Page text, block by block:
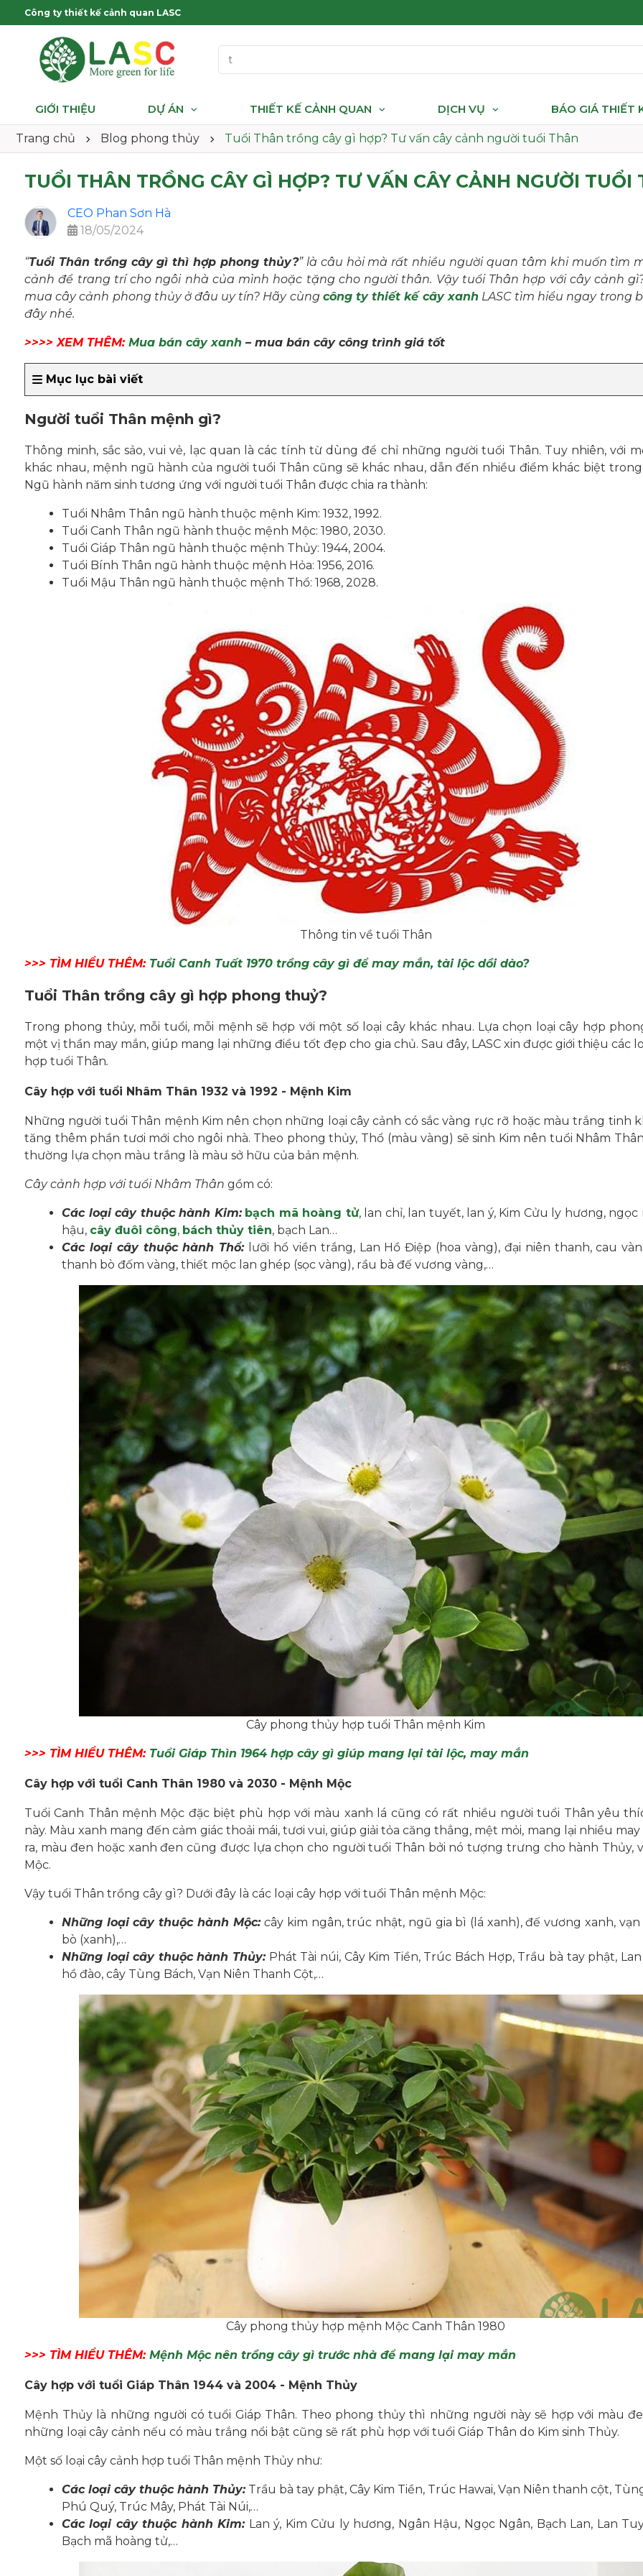
Công ty thiết kế cảnh quan LASC
GIỚI THIỆU DỰ ÁN THIẾT KẾ CẢNH QUAN DỊCH VỤ BÁO GIÁ THIẾT
Trang chủ Blog phong thủy Tuổi Thân trồng cây gì hợp? Tư vấn cây cảnh người tuổi Thân
TUỔI THÂN TRỒNG CÂY GÌ HỢP? TƯ VẤN CÂY CẢNH NGƯỜI TUỔI
CEO Phan Sơn Hà
18/05/2024
“Tuổi Thân trồng cây gì thì hợp phong thủy?” là câu hỏi mà rất nhiều người quan tâm khi muốn tìm
cảnh để trang trí cho ngôi nhà của mình hoặc tặng cho người thân. Vậy tuổi Thân hợp với cây cảnh
mua cây cảnh phong thủy ở đâu uy tín? Hãy cùng công ty thiết kế cây xanh LASC tìm hiểu ngay trong
đây nhé.
>>>> XEM THÊM: Mua bán cây xanh – mua bán cây công trình giá tốt
Mục lục bài viết
Người tuổi Thân mệnh gì?
Thông minh, sắc sảo, vui vẻ, lạc quan là các tính từ dùng để chỉ những người tuổi Thân. Tuy nhiên, với
khác nhau, mệnh ngũ hành của người tuổi Thân cũng sẽ khác nhau, dẫn đến nhiều điểm khác biệt
Ngũ hành năm sinh tương ứng với người tuổi Thân được chia ra thành:
Tuổi Nhâm Thân ngũ hành thuộc mệnh Kim: 1932, 1992.
Tuổi Canh Thân ngũ hành thuộc mệnh Mộc: 1980, 2030.
Tuổi Giáp Thân ngũ hành thuộc mệnh Thủy: 1944, 2004.
Tuổi Bính Thân ngũ hành thuộc mệnh Hỏa: 1956, 2016.
Tuổi Mậu Thân ngũ hành thuộc mệnh Thổ: 1968, 2028.
Thông tin về tuổi Thân
>>> TÌM HIỂU THÊM: Tuổi Canh Tuất 1970 trồng cây gì để may mắn, tài lộc dồi dào?
Tuổi Thân trồng cây gì hợp phong thuỷ?
Trong phong thủy, mỗi tuổi, mỗi mệnh sẽ hợp với một số loại cây khác nhau. Lựa chọn loại cây hợp
một vị thần may mắn, giúp mang lại những điều tốt đẹp cho gia chủ. Sau đây, LASC xin được giới thiệu các
hợp tuổi Thân.
Cây hợp với tuổi Nhâm Thân 1932 và 1992 - Mệnh Kim
Những người tuổi Thân mệnh Kim nên chọn những loại cây cảnh có sắc vàng rực rỡ hoặc màu trắng tinh
tăng thêm phần tươi mới cho ngôi nhà. Theo phong thủy, Thổ (màu vàng) sẽ sinh Kim nên tuổi Nhâm
thường lựa chọn màu trắng là màu sở hữu của bản mệnh.
Cây cảnh hợp với tuổi Nhâm Thân gồm có:
Các loại cây thuộc hành Kim: bạch mã hoàng tử, lan chỉ, lan tuyết, lan ý, Kim Cửu ly hương, ngọc
hậu, cây đuôi công, bách thủy tiên, bạch Lan…
Các loại cây thuộc hành Thổ:lưỡi hổ viền trắng, Lan Hồ Điệp (hoa vàng), đại niên thanh, cau
thanh bò đốm vàng, thiết mộc lan ghép (sọc vàng), rầu bà đế vương vàng,…
Cây phong thủy hợp tuổi Thân mệnh Kim
>>> TÌM HIỂU THÊM: Tuổi Giáp Thìn 1964 hợp cây gì giúp mang lại tài lộc, may mắn
Cây hợp với tuổi Canh Thân 1980 và 2030 - Mệnh Mộc
Tuổi Canh Thân mệnh Mộc đặc biệt phù hợp với màu xanh lá cũng có rất nhiều người tuổi Thân yêu
này. Màu xanh mang đến cảm giác thoải mái, tươi vui, giúp giải tỏa căng thẳng, mệt mỏi, mang lại nhiều may
ra, màu đen hoặc xanh đen cũng được lựa chọn cho người tuổi Thân bởi nó tượng trưng cho hành Thủy,
Mộc.
Vậy tuổi Thân trồng cây gì? Dưới đây là các loại cây hợp với tuổi Thân mệnh Mộc:
Những loại cây thuộc hành Mộc:cây kim ngân, trúc nhật, ngũ gia bì (lá xanh), đế vương xanh,
bò (xanh),…
Những loại cây thuộc hành Thủy:Phát Tài núi, Cây Kim Tiền, Trúc Bách Hợp, Trầu bà tay phật,
hồ đào, cây Tùng Bách, Vạn Niên Thanh Cột,…
Cây phong thủy hợp mệnh Mộc Canh Thân 1980
>>> TÌM HIỂU THÊM: Mệnh Mộc nên trồng cây gì trước nhà để mang lại may mắn
Cây hợp với tuổi Giáp Thân 1944 và 2004 - Mệnh Thủy
Mệnh Thủy là những người có tuổi Giáp Thân. Theo phong thủy thì những người này sẽ hợp với màu
những loại cây cảnh nếu có màu trắng nổi bật cũng sẽ rất phù hợp với tuổi Giáp Thân do Kim sinh Thủy.
Một số loại cây cảnh hợp tuổi Thân mệnh Thủy như:
Các loại cây thuộc hành Thủy:Trầu bà tay phật, Cây Kim Tiền, Trúc Hawai, Vạn Niên thanh cột,
Phú Quý, Trúc Mây, Phát Tài Núi,…
Các loại cây thuộc hành Kim:Lan ý, Kim Cửu ly hương, Ngân Hậu, Ngọc Ngân, Bạch Lan, Lan
Bạch mã hoàng tử,…